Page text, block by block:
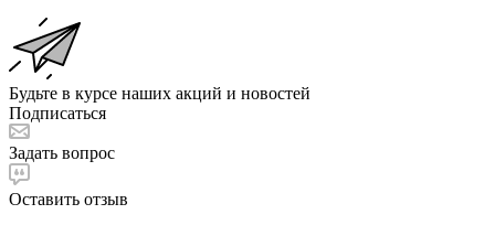
Будьте в курсе наших акций и новостей
Подписаться
Задать вопрос
Оставить отзыв